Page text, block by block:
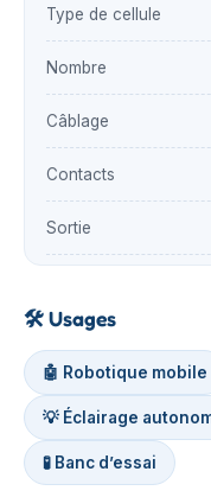
Type de cellule
Nombre
Câblage
Contacts
Sortie
🛠️Usages
🤖 Robotique mobile
💡 Éclairage
🧪 Banc d’essai